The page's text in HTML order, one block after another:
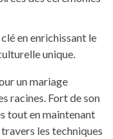
en enrichissant le
unique.
un mariage
racines. Fort de son
tout en maintenant
les techniques